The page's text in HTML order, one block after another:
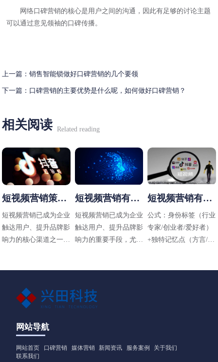
网络口碑营销的核心是用户之间的沟通，因此有足够的讨论主题
可以通过意见领袖的口碑传播。
上一篇：销售智能锁做好口碑营销的几个要领
下一篇： 口碑营销的主要优势是什么呢，如何做好口碑营销？
相关阅读 Related reading
短视频营销策略
有哪些
短视频营销已成为企业
触达用户、提升品牌影
响力的核心渠道之一，
见的短视频营销策略及
应用方向：
短视频营销有哪
些方法
短视频营销已成为企业
触达用户、提升品牌影
响力的重要手段，尤其
行业（包括工业领域如
阀门企业）的短视频营
短视频营销有哪
些技巧
公式：身份标签（行业
专家/创业者/爱好者）
+独特记忆点（方言/标
网站导航
网站首页 口碑营销 媒体营销 新闻资讯 服务案例
关于我们
联系我们